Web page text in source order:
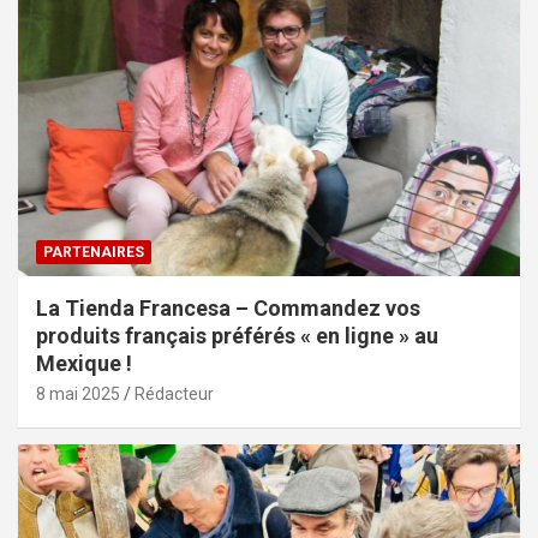
PARTENAIRES
La Tienda Francesa – Commandez vos
produits français préférés « en ligne » au
Mexique !
8 mai 2025 Rédacteur